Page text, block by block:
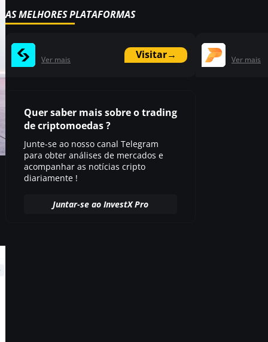
AS MELHORES PLATAFORMAS
Visitar→
Ver mais Ver mais
Quer saber mais sobre o trading
de criptomoedas ?
Junte-se ao nosso canal Telegram
para obter análises de mercados e
acompanhar as notícias cripto
diariamente !
Juntar-se ao InvestX Pro